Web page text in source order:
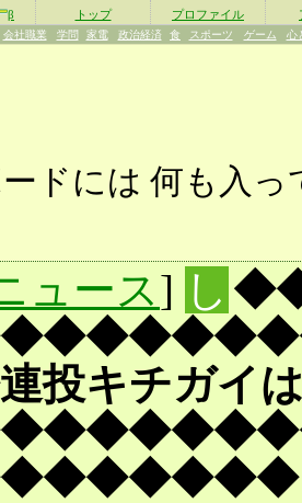
β トップ プロファイル
会社職業 学問 家電 政治経済 食 スポーツ ゲーム 心
ドには 何も入っ
ュース] し
キチガイは